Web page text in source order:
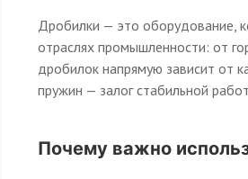
Дробилки — это оборудование,
отраслях промышленности: от
дробилок напрямую зависит от
пружин — залог стабильной
Почему важно